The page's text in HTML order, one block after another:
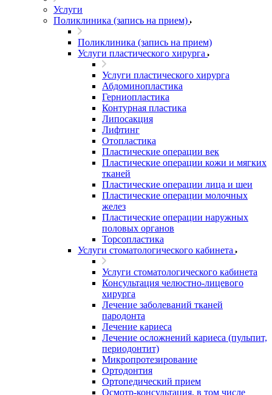
Услуги
Поликлиника (запись на прием)
Поликлиника (запись на прием)
Услуги пластического хирурга
Услуги пластического хирурга
Абдоминопластика
Герниопластика
Контурная пластика
Липосакция
Лифтинг
Отопластика
Пластические операции век
Пластические операции кожи и мягких
тканей
Пластические операции лица и шеи
Пластические операции молочных
желез
Пластические операции наружных
половых органов
Торсопластика
Услуги стоматологического кабинета
Услуги стоматологического кабинета
Консультация челюстно-лицевого
хирурга
Лечение заболеваний тканей
пародонта
Лечение кариеса
Лечение осложнений кариеса (пульпит,
периодонтит)
Микропротезирование
Ортодонтия
Ортопедический прием
Осмотр-консультация, в том числе